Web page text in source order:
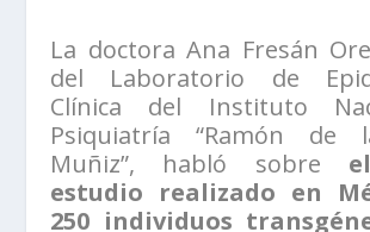
La doctora Ana Fresán
del Laboratorio de
Clínica del Instituto
Psiquiatría “Ramón de
Muñiz”, habló sobre
estudio realizado en
250 individuos